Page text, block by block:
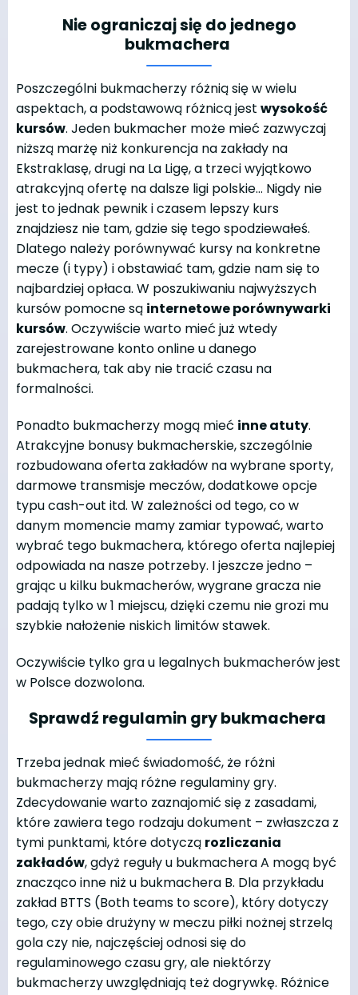
Nie ograniczaj się do jednego
bukmachera
Poszczególni bukmacherzy różnią się w wielu
aspektach, a podstawową różnicą jest wysokość
kursów. Jeden bukmacher może mieć zazwyczaj
niższą marżę niż konkurencja na zakłady na
Ekstraklasę, drugi na La Ligę, a trzeci wyjątkowo
atrakcyjną ofertę na dalsze ligi polskie… Nigdy nie
jest to jednak pewnik i czasem lepszy kurs
znajdziesz nie tam, gdzie się tego spodziewałeś.
Dlatego należy porównywać kursy na konkretne
mecze (i typy) i obstawiać tam, gdzie nam się to
najbardziej opłaca. W poszukiwaniu najwyższych
kursów pomocne są internetowe porównywarki
kursów. Oczywiście warto mieć już wtedy
zarejestrowane konto online u danego
bukmachera, tak aby nie tracić czasu na
formalności.
Ponadto bukmacherzy mogą mieć inne atuty.
Atrakcyjne bonusy bukmacherskie, szczególnie
rozbudowana oferta zakładów na wybrane sporty,
darmowe transmisje meczów, dodatkowe opcje
typu cash-out itd. W zależności od tego, co w
danym momencie mamy zamiar typować, warto
wybrać tego bukmachera, którego oferta najlepiej
odpowiada na nasze potrzeby. I jeszcze jedno –
grając u kilku bukmacherów, wygrane gracza nie
padają tylko w 1 miejscu, dzięki czemu nie grozi mu
szybkie nałożenie niskich limitów stawek.
Oczywiście tylko gra u legalnych bukmacherów jest
w Polsce dozwolona.
Sprawdź regulamin gry bukmachera
Trzeba jednak mieć świadomość, że różni
bukmacherzy mają różne regulaminy gry.
Zdecydowanie warto zaznajomić się z zasadami,
które zawiera tego rodzaju dokument – zwłaszcza z
tymi punktami, które dotyczą rozliczania
zakładów, gdyż reguły u bukmachera A mogą być
znacząco inne niż u bukmachera B. Dla przykładu
zakład BTTS (Both teams to score), który dotyczy
tego, czy obie drużyny w meczu piłki nożnej strzelą
gola czy nie, najczęściej odnosi się do
regulaminowego czasu gry, ale niektórzy
bukmacherzy uwzględniają też dogrywkę. Różnice